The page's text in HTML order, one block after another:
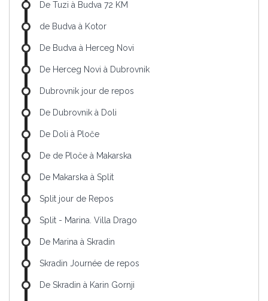
De Tuzi à Budva 72 KM
de Budva à Kotor
De Budva à Herceg Novi
De Herceg Novi à Dubrovnik
Dubrovnik jour de repos
De Dubrovnik à Doli
De Doli à Ploče
De de Ploče à Makarska
De Makarska à Split
Split jour de Repos
Split - Marina. Villa Drago
De Marina à Skradin
Skradin Journée de repos
De Skradin à Karin Gornji